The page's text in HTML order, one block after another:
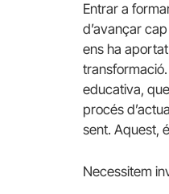
Entrar a
d’avançar
ens ha
educativa,
procés
sent. Aquest,
Necessitem